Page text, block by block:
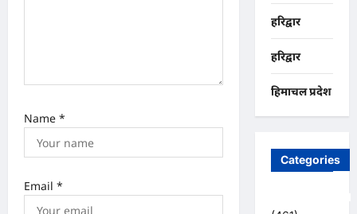
Name *
Email *
हरिद्वार
हरिद्वार
हिमाचल प्रदेश
Categories